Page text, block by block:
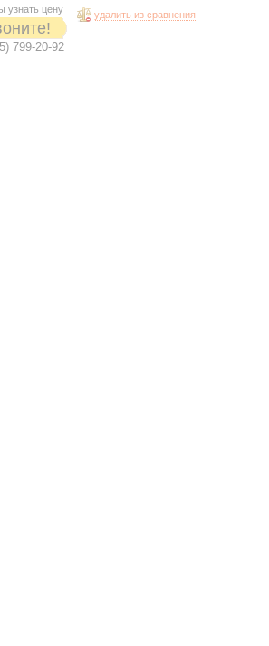
узнать цену
799-20-92
удалить из сравнения